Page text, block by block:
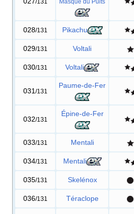
028/131 Pikachu
029/131 Voltali
030/131 Voltali
031 /131
Paume-de-Fer
032/131
Épine-de-Fer
033/131 Mentali
034/131 Mentali
035/131 Skelénox
036/131 Téraclope